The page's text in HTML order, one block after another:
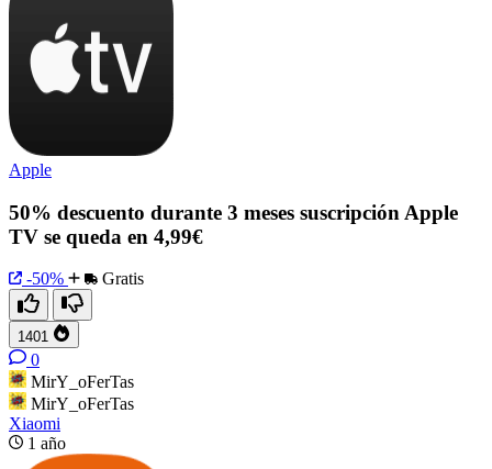
Apple
50% descuento durante 3 meses suscripción Apple
TV se queda en 4,99€
-50% Gratis
1401
0
MirY_oFerTas
MirY_oFerTas
Xiaomi
1 año